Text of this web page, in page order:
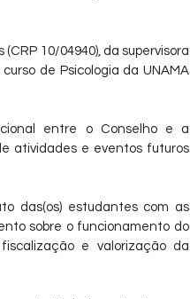
10/04940), da supervisora
de Psicologia da UNAMA
entre o Conselho e a
atividades e eventos futuros
das(os) estudantes com as
sobre o funcionamento do
e valorização da